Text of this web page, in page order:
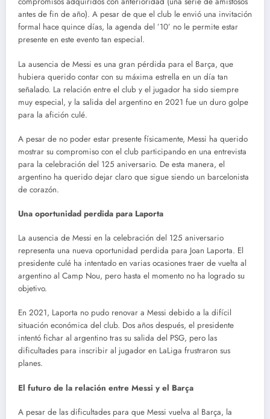
antes de fin de año). A pesar de que el club le envió una invitación
formal hace quince días, la agenda del ’10’ no le permite estar
presente en este evento tan especial.
La ausencia de Messi es una gran pérdida para el Barça, que
hubiera querido contar con su máxima estrella en un día tan
señalado. La relación entre el club y el jugador ha sido siempre
muy especial, y la salida del argentino en 2021 fue un duro golpe
para la afición culé.
A pesar de no poder estar presente físicamente, Messi ha querido
mostrar su compromiso con el club participando en una entrevista
para la celebración del 125 aniversario. De esta manera, el
argentino ha querido dejar claro que sigue siendo un barcelonista
de corazón.
Una oportunidad perdida para Laporta
La ausencia de Messi en la celebración del 125 aniversario
representa una nueva oportunidad perdida para Joan Laporta. El
presidente culé ha intentado en varias ocasiones traer de vuelta al
argentino al Camp Nou, pero hasta el momento no ha logrado su
objetivo.
En 2021, Laporta no pudo renovar a Messi debido a la difícil
situación económica del club. Dos años después, el presidente
intentó fichar al argentino tras su salida del PSG, pero las
dificultades para inscribir al jugador en LaLiga frustraron sus
planes.
El futuro de la relación entre Messi y el Barça
A pesar de las dificultades para que Messi vuelva al Barça, la